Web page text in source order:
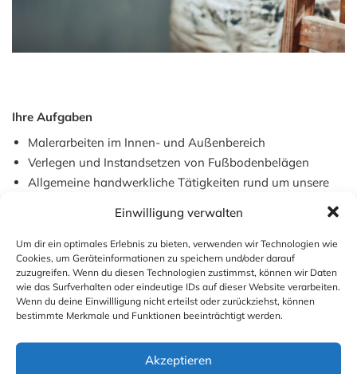
Einwilligung verwalten
Um dir ein optimales Erlebnis zu bieten, verwenden wir Technologien wie
Cookies, um Geräteinformationen zu speichern und/oder darauf
zuzugreifen. Wenn du diesen Technologien zustimmst, können wir Daten
wie das Surfverhalten oder eindeutige IDs auf dieser Website verarbeiten.
Wenn du deine Einwillligung nicht erteilst oder zurückziehst, können
bestimmte Merkmale und Funktionen beeinträchtigt werden.
Akzeptieren
Ihre Aufgaben
Malerarbeiten im Innen- und Außenbereich
Verlegen und Instandsetzen von Fußbodenbelägen
Allgemeine handwerkliche Tätigkeiten rund um unsere
Unterstützung bei Reparatur-, Renovierungs- und
Ihr Profil
Handwerkliches Geschick und praktische Erfahrung
Fußbodenbeläge
Selbstständige und zuverlässige Arbeitsweise